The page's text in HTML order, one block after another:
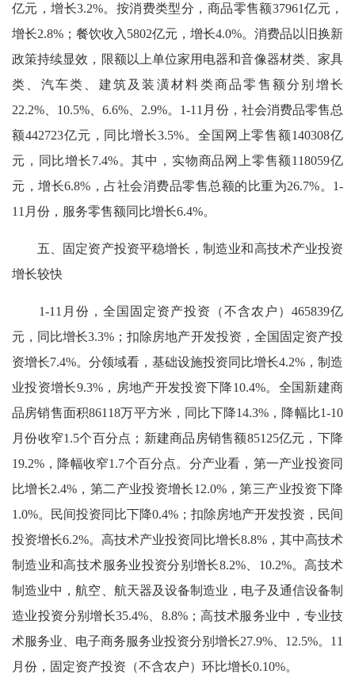
亿元，增长3.2%。按消费类型分，商品零售额37961亿元，
增长2.8%；餐饮收入5802亿元，增长4.0%。消费品以旧换新
政策持续显效，限额以上单位家用电器和音像器材类、家具
类、汽车类、建筑及装潢材料类商品零售额分别增长
22.2%、10.5%、6.6%、2.9%。1-11月份，社会消费品零售总
额442723亿元，同比增长3.5%。全国网上零售额140308亿
元，同比增长7.4%。其中，实物商品网上零售额118059亿
元，增长6.8%，占社会消费品零售总额的比重为26.7%。1-
11月份，服务零售额同比增长6.4%。
五、固定资产投资平稳增长，制造业和高技术产业投资
增长较快
1-11月份，全国固定资产投资（不含农户）465839亿
元，同比增长3.3%；扣除房地产开发投资，全国固定资产投
资增长7.4%。分领域看，基础设施投资同比增长4.2%，制造
业投资增长9.3%，房地产开发投资下降10.4%。全国新建商
品房销售面积86118万平方米，同比下降14.3%，降幅比1-10
月份收窄1.5个百分点；新建商品房销售额85125亿元，下降
19.2%，降幅收窄1.7个百分点。分产业看，第一产业投资同
比增长2.4%，第二产业投资增长12.0%，第三产业投资下降
1.0%。民间投资同比下降0.4%；扣除房地产开发投资，民间
投资增长6.2%。高技术产业投资同比增长8.8%，其中高技术
制造业和高技术服务业投资分别增长8.2%、10.2%。高技术
制造业中，航空、航天器及设备制造业，电子及通信设备制
造业投资分别增长35.4%、8.8%；高技术服务业中，专业技
术服务业、电子商务服务业投资分别增长27.9%、12.5%。11
月份，固定资产投资（不含农户）环比增长0.10%。